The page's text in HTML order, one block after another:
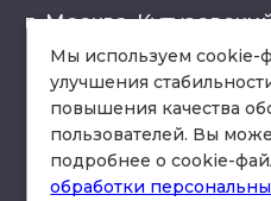
г. Москва,
офис
схема
Мы используем cookie-
улучшения
повышения качества
пользователей. Вы
подробнее о cookie-
обработки